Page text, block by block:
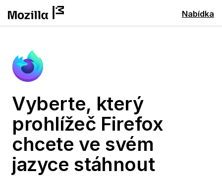
Nabídka
Vyberte, který
prohlížeč Firefox
chcete ve svém
jazyce stáhnout